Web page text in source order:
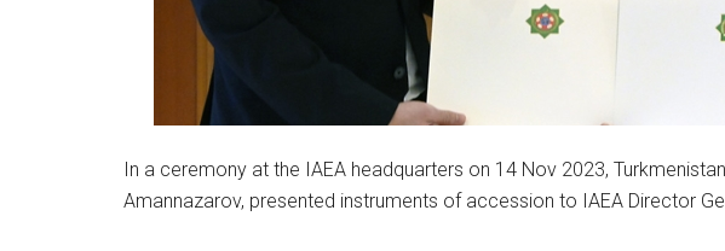
In a ceremony at the IAEA headquarters on 14 Nov 2023,
Amannazarov, presented instruments of accession to IAEA Director